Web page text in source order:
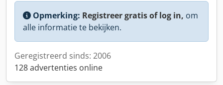
Opmerking: Registreer gratis of log in, om
alle informatie te bekijken.
Geregistreerd sinds: 2006
128 advertenties online